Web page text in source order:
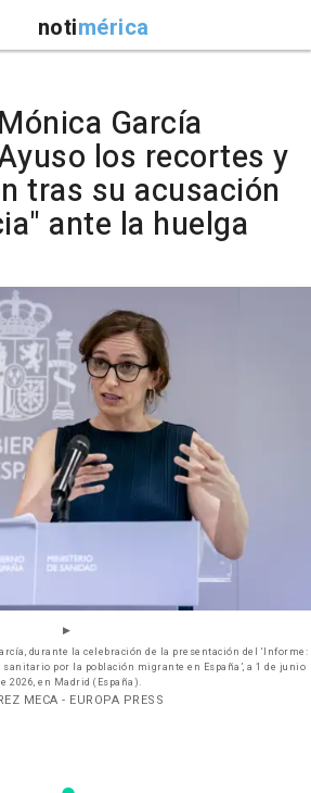
notimérica
García
los recortes y
tras su acusación
ante la huelga
durante la celebración de la presentación del ‘Informe:
por la población migrante en España’, a 1 de junio
2026, en Madrid (España).
MECA - EUROPA PRESS